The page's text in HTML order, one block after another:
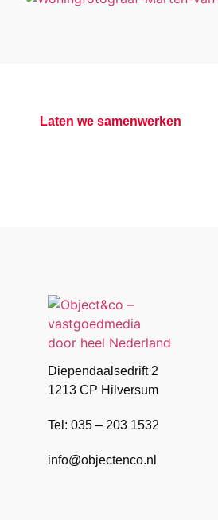
Laten we samenwerken
Diependaalsedrift 2
1213 CP Hilversum
Tel: 035 – 203 1532
info@objectenco.nl